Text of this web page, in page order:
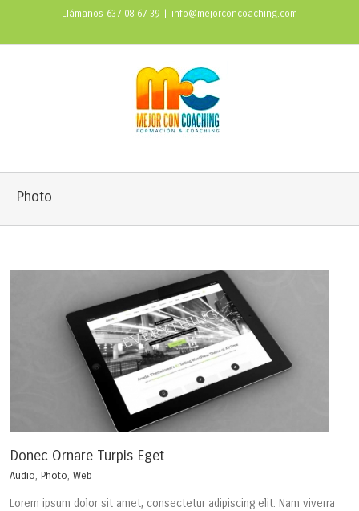
Llámanos 637 08 67 39 info@mejorconcoaching.com
Photo
Donec Ornare Turpis Eget
Audio, Photo, Web
Lorem ipsum dolor sit amet, consectetur adipiscing elit. Nam viverra